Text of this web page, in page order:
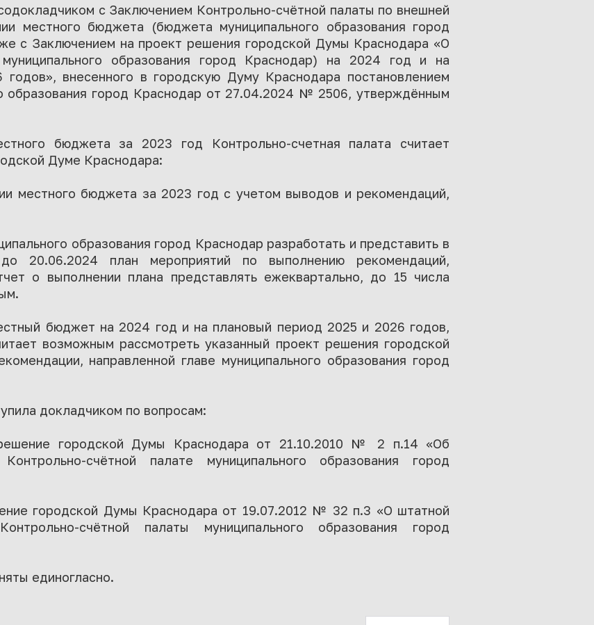
с Заключением Контрольно-счётной палаты по внешней
местного бюджета (бюджета муниципального образования город
с Заключением на проект решения городской Думы Краснодара «О
образования город Краснодар) на 2024 год и на
внесенного в городскую Думу Краснодара постановлением
образования город Краснодар от 27.04.2024 № 2506, утверждённым
бюджета за 2023 год Контрольно-счетная палата считает
Думе Краснодара:
местного бюджета за 2023 год с учетом выводов и рекомендаций,
образования город Краснодар разработать и представить в
до 20.06.2024 план мероприятий по выполнению рекомендаций,
о выполнении плана представлять ежеквартально, до 15 числа
бюджет на 2024 год и на плановый период 2025 и 2026 годов,
возможным рассмотреть указанный проект решения городской
направленной главе муниципального образования город
докладчиком по вопросам:
городской Думы Краснодара от 21.10.2010 № 2 п.14 «Об
счётной палате муниципального образования город
городской Думы Краснодара от 19.07.2012 № 32 п.3 «О штатной
счётной палаты муниципального образования город
единогласно.